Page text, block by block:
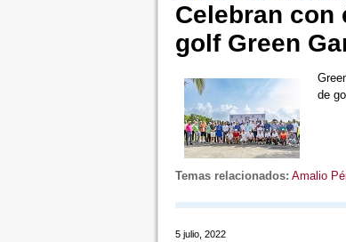
Celebran con
golf Green
de
Temas relacionados: Amalio
5 julio, 2022